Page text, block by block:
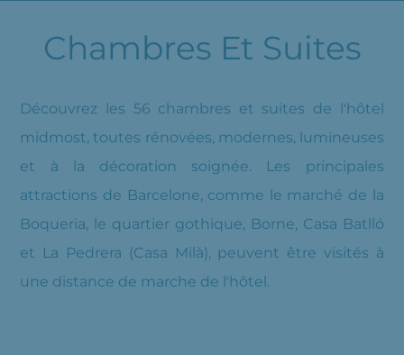
Chambres Et Suites
Découvrez les 56 chambres et suites de l'hôtel
midmost, toutes rénovées, modernes, lumineuses
et à la décoration soignée. Les principales
attractions de Barcelone, comme le marché de la
Boqueria, le quartier gothique, Borne, Casa Batlló
et La Pedrera (Casa Milà), peuvent être visités à
une distance de marche de l'hôtel.